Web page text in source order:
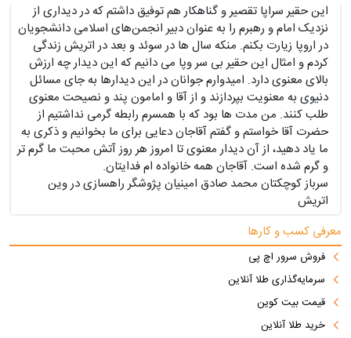
این حقیر سراپا تقصیر و گناهکار هم توفیق داشتم که در دیداری از
نزدیک امام و رهبرم را به عنوان دبیر انجمن‌های اسلامی دانشجویان
در اروپا زیارت بکنم. منکه سال ها در سوئد و بعد در اتریش زندگی
کردم و امثال این حقیر بی سر وپا می دانیم که این دیدار چه ارزش
بالای معنوی دارد. امیدوارم جوانان در این دیدارها به جای مسائل
دنیوی به معنویت بپردازند و از آقا و امامون پند و نصیحت معنوی
طلب کنند. من مدت ها بود که با همسرم رابطه گرمی نداشتیم از
حضرت آقا خواستم و گفتم آقاجان دعایی برای ما بخوانیم و ذکری به
ما یاد دهید، از آن دیدار معنوی تا امروز هر روز آتش محبت ما گرم تر
و گرم شده است. آقاجان همه خانواده ام فدایتان.
سرباز کوچکتان محمد صادق امینیان پژوشگر راهسازی در وین
اتریش
معرفی کسب و کارها
فروش سرور اچ پی
سرمایه‌گذاری طلا آنلاین
قیمت بیت کوین
خرید طلا آنلاین